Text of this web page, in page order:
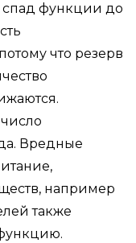
спад функции до
что резерв
Вредные
например
также